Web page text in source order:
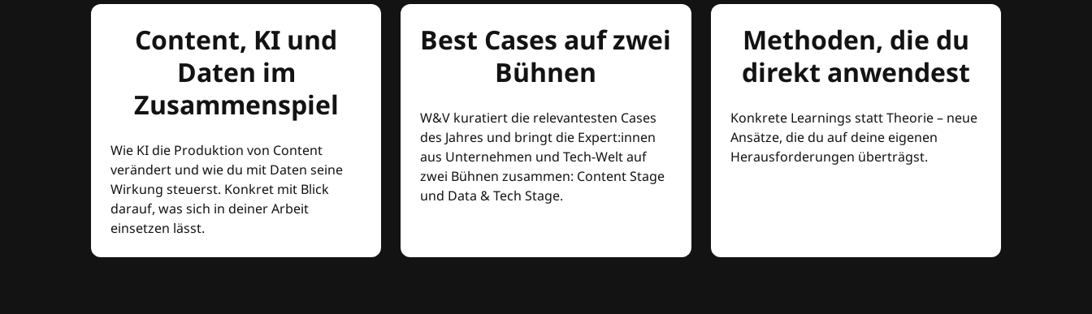
Content, KI und
Daten im
Zusammenspiel
Wie KI die Produktion von Content
verändert und wie du mit Daten seine
Wirkung steuerst. Konkret mit Blick
darauf, was sich in deiner Arbeit
einsetzen lässt.
Best Cases auf zwei
Bühnen
W&V kuratiert die relevantesten Cases
des Jahres und bringt die Expert:innen
aus Unternehmen und Tech-Welt auf
zwei Bühnen zusammen: Content Stage
und Data & Tech Stage.
Methoden, die du
direkt anwendest
Konkrete Learnings statt Theorie – neue
Ansätze, die du auf deine eigenen
Herausforderungen überträgst.